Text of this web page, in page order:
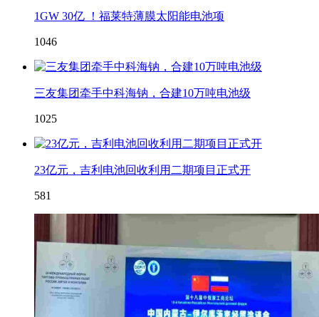
1GW 30亿 ！福莱特薄膜太阳能电池项
1046
三友集团牵手中科海钠，合建10万吨电池级
1025
23亿元，吉利电池回收利用二期项目正式开
581